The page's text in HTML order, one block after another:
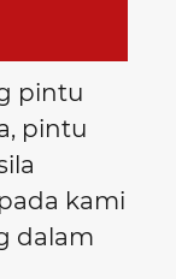
pintu
pintu
kami
dalam